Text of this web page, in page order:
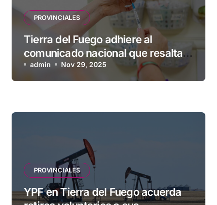
PROVINCIALES
Tierra del Fuego adhiere al
comunicado nacional que resalta
la seguridad y eficacia de las
vacunas
admin Nov 29, 2025
PROVINCIALES
YPF en Tierra del Fuego acuerda